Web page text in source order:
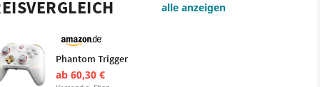
alle anzeigen
Phantom Trigger
ab 60,30 €